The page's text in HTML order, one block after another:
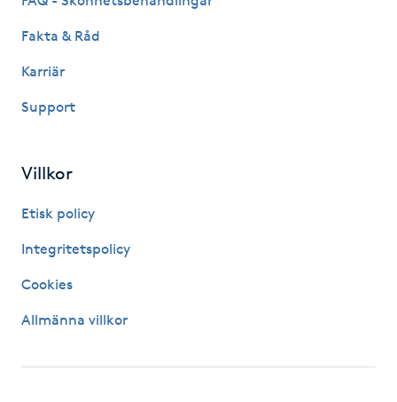
Gellack med förstärkning
Gravidmassage
Fakta & Råd
Karriär
Support
Villkor
Etisk policy
Integritetspolicy
Cookies
Allmänna villkor